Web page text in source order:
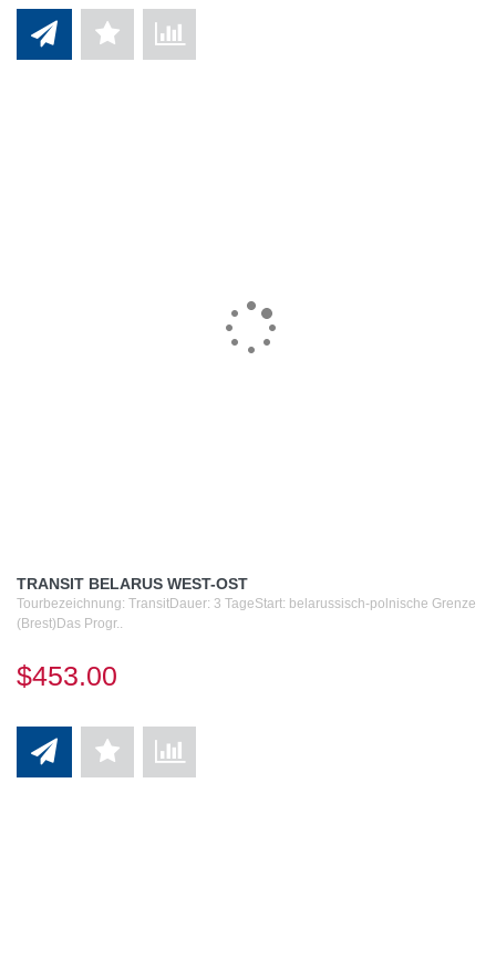
TRANSIT BELARUS WEST-OST
Tourbezeichnung: TransitDauer: 3 TageStart: belarussisch-polnische Grenze
(Brest)Das Progr..
$453.00